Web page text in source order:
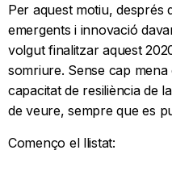
Per aquest motiu, després
emergents i innovació
volgut finalitzar aquest
somriure. Sense cap
capacitat de resiliència de
de veure, sempre que es
Començo el llistat: